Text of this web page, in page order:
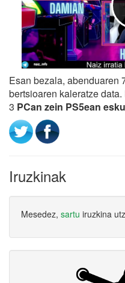
Esan bezala, abenduaren
bertsioaren kaleratze
3 PCan zein PS5ean
Iruzkinak
Mesedez, sartu iruzkina